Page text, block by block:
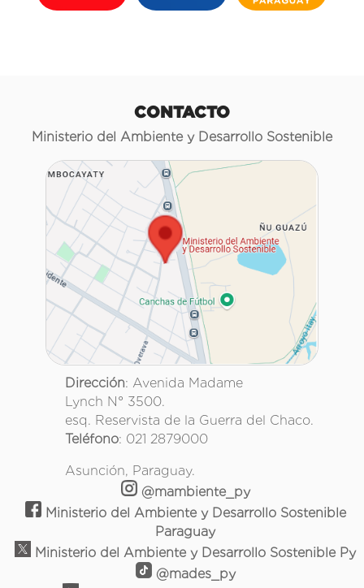
CONTACTO
Ministerio del Ambiente y Desarrollo Sostenible
Dirección: Avenida Madame
Lynch N° 3500.
esq. Reservista de la Guerra del Chaco.
Teléfono: 021 2879000
Asunción, Paraguay.
@mambiente_py
Ministerio del Ambiente y Desarrollo Sostenible
Paraguay
Ministerio del Ambiente y Desarrollo Sostenible Py
@mades_py